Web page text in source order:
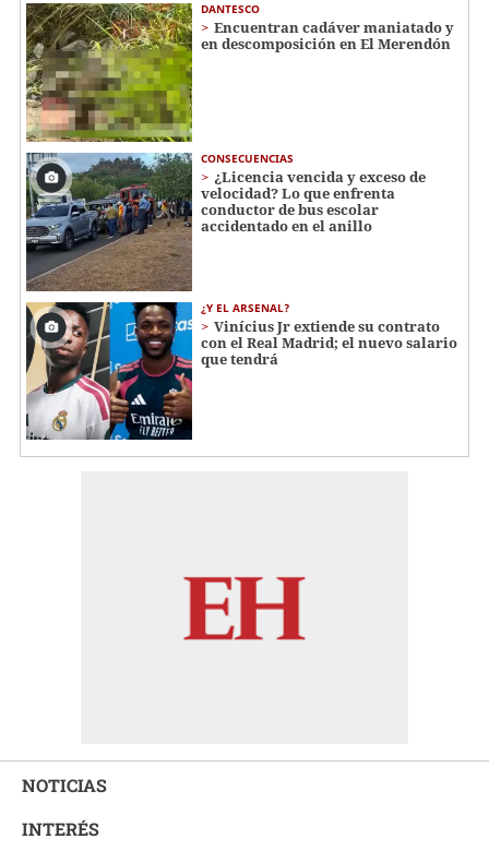
DANTESCO
Encuentran cadáver maniatado y
en descomposición en El Merendón
CONSECUENCIAS
¿Licencia vencida y exceso de
velocidad? Lo que enfrenta
conductor de bus escolar
accidentado en el anillo
¿Y EL ARSENAL?
Vinícius Jr extiende su contrato
con el Real Madrid; el nuevo salario
que tendrá
NOTICIAS
INTERÉS